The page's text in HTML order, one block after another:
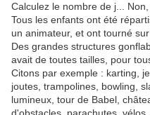
Calculez le nombre de j...
Tous les enfants ont été
un animateur, et ont tourné
Des grandes structures
avait de toutes tailles, pour
Citons par exemple : karting,
joutes, trampolines, bowling,
lumineux, tour de Babel,